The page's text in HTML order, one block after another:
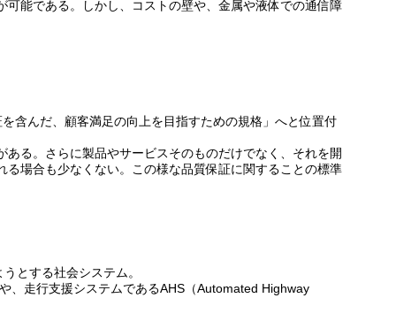
能である。しかし、コストの壁や、金属や液体での通信障
含んだ、顧客満足の向上を目指すための規格」へと位置付
る。さらに製品やサービスそのものだけでなく、それを開
場合も少なくない。この様な品質保証に関することの標準
とする社会システム。
、走行支援システムであるAHS（Automated Highway